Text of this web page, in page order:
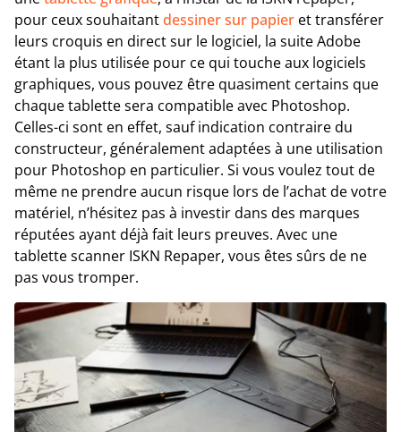
pour ceux souhaitantdessiner sur papier et transférer
leurs croquis en direct sur le logiciel, la suite Adobe
étant la plus utilisée pour ce qui touche aux logiciels
graphiques, vous pouvez être quasiment certains que
chaque tablette sera compatible avec Photoshop.
Celles-ci sont en effet, sauf indication contraire du
constructeur, généralement adaptées à une utilisation
pour Photoshop en particulier. Si vous voulez tout de
même ne prendre aucun risque lors de l’achat de votre
matériel, n’hésitez pas à investir dans des marques
réputées ayant déjà fait leurs preuves. Avec une
tablette scanner ISKN Repaper, vous êtes sûrs de ne
pas vous tromper.